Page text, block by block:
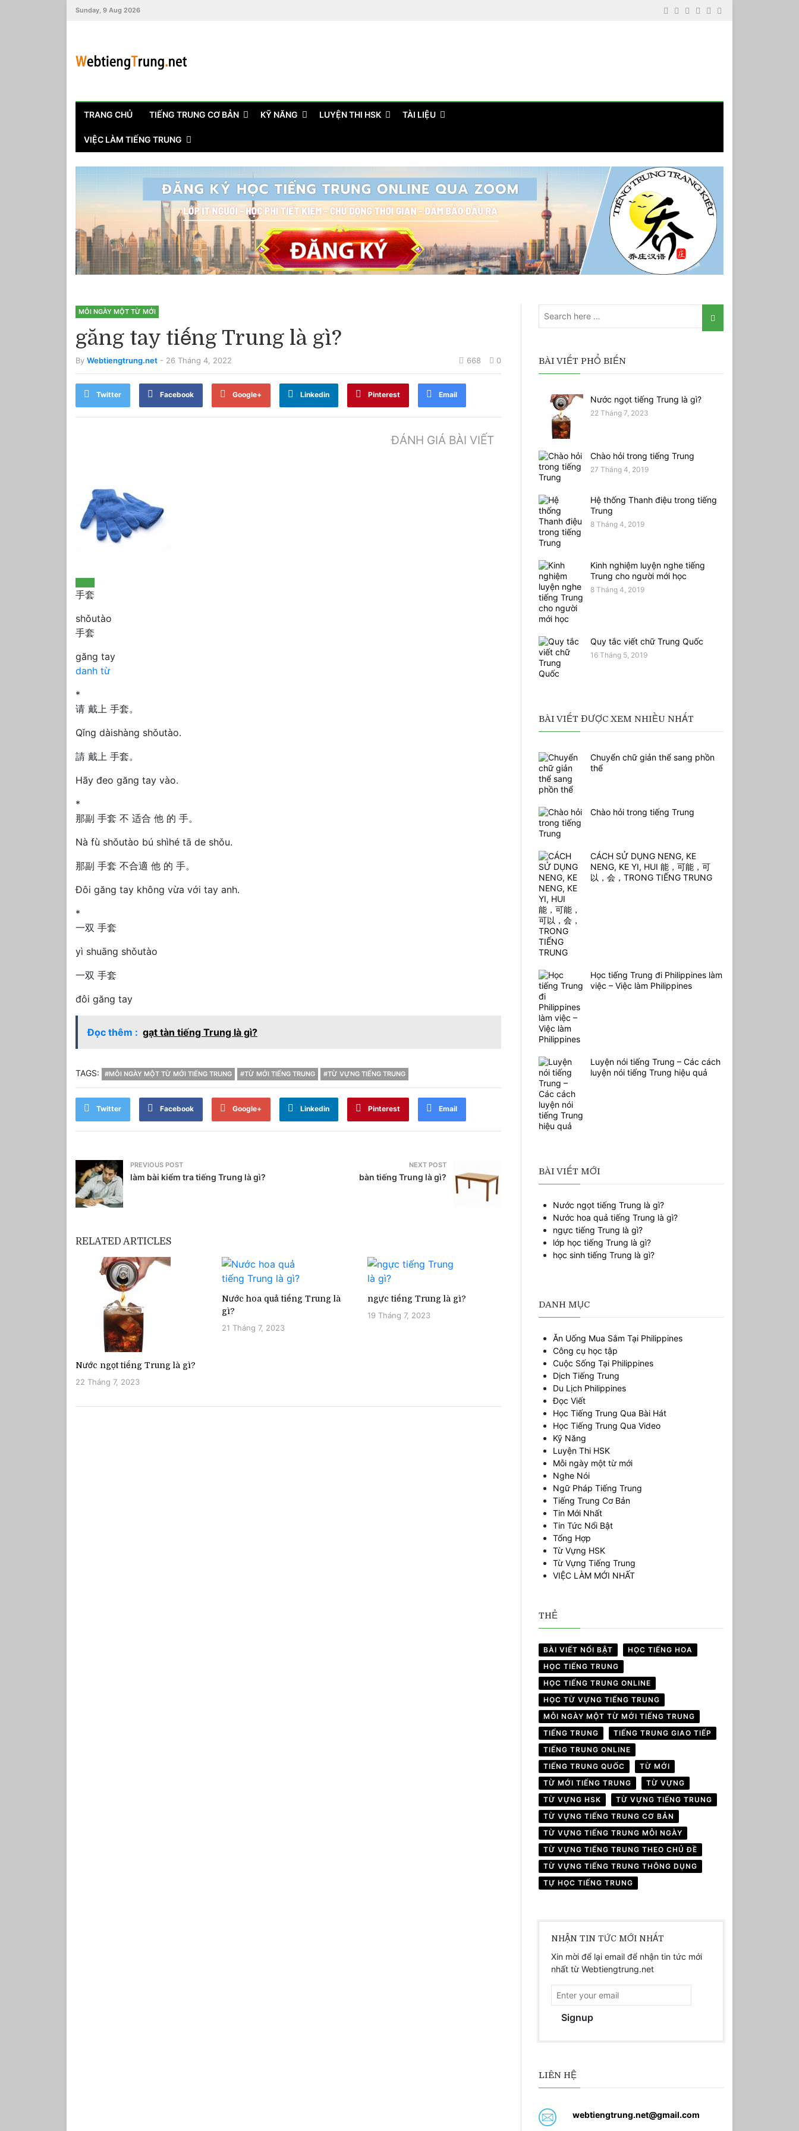
Sunday, 9 Aug 2026
TRANG CHỦ TIẾNG TRUNG CƠ BẢN KỸ NĂNG LUYỆN THI HSK TÀI LIỆU
VIỆC LÀM TIẾNG TRUNG
MỖI NGÀY MỘT TỪ MỚI
găng tay tiếng Trung là gì?
By Webtiengtrung.net - 26 Tháng 4, 2022 668 0
Twitter Facebook Google+ Linkedin Pinterest Email
ĐÁNH GIÁ BÀI VIẾT
手套
shǒutào
手套
găng tay
danh từ
*
请 戴上 手套。
Qǐng dàishàng shǒutào.
請 戴上 手套。
Hãy đeo găng tay vào.
*
那副 手套 不 适合 他 的 手。
Nà fù shǒutào bú shìhé tā de shǒu.
那副 手套 不合適 他 的 手。
Đôi găng tay không vừa với tay anh.
*
一双 手套
yì shuāng shǒutào
一双 手套
đôi găng tay
Đọc thêm : gạt tàn tiếng Trung là gì?
TAGS: #MỖI NGÀY MỘT TỪ MỚI TIẾNG TRUNG #TỪ MỚI TIẾNG TRUNG #TỪ VỰNG TIẾNG TRUNG
Twitter Facebook Google+ Linkedin Pinterest Email
PREVIOUS POST
làm bài kiểm tra tiếng Trung là gì?
NEXT POST
bàn tiếng Trung là gì?
RELATED ARTICLES
Nước ngọt tiếng Trung là gì?
22 Tháng 7, 2023
Nước hoa quả tiếng Trung là
gì?
21 Tháng 7, 2023
ngực tiếng Trung là gì?
19 Tháng 7, 2023
BÀI VIẾT PHỔ BIẾN
Nước ngọt tiếng Trung là gì?
22 Tháng 7, 2023
Chào hỏi trong tiếng Trung
27 Tháng 4, 2019
Hệ thống Thanh điệu trong tiếng
Trung
8 Tháng 4, 2019
Kinh nghiệm luyện nghe tiếng
Trung cho người mới học
8 Tháng 4, 2019
Quy tắc viết chữ Trung Quốc
16 Tháng 5, 2019
BÀI VIẾT ĐƯỢC XEM NHIỀU NHẤT
Chuyển chữ giản thể sang phồn
thể
Chào hỏi trong tiếng Trung
CÁCH SỬ DỤNG NENG, KE
NENG, KE YI, HUI 能，可能，可
以，会，TRONG TIẾNG TRUNG
Học tiếng Trung đi Philippines làm
việc – Việc làm Philippines
Luyện nói tiếng Trung – Các cách
luyện nói tiếng Trung hiệu quả
BÀI VIẾT MỚI
Nước ngọt tiếng Trung là gì?
Nước hoa quả tiếng Trung là gì?
ngực tiếng Trung là gì?
lớp học tiếng Trung là gì?
học sinh tiếng Trung là gì?
DANH MỤC
Ăn Uống Mua Sắm Tại Philippines
Công cụ học tập
Cuộc Sống Tại Philippines
Dịch Tiếng Trung
Du Lịch Philippines
Đọc Viết
Học Tiếng Trung Qua Bài Hát
Học Tiếng Trung Qua Video
Kỹ Năng
Luyện Thi HSK
Mỗi ngày một từ mới
Nghe Nói
Ngữ Pháp Tiếng Trung
Tiếng Trung Cơ Bản
Tin Mới Nhất
Tin Tức Nổi Bật
Tổng Hợp
Từ Vựng HSK
Từ Vựng Tiếng Trung
VIỆC LÀM MỚI NHẤT
THẺ
BÀI VIẾT NỔI BẬT
HỌC TIẾNG HOA
HỌC TIẾNG TRUNG
HỌC TIẾNG TRUNG ONLINE
HỌC TỪ VỰNG TIẾNG TRUNG
MỖI NGÀY MỘT TỪ MỚI TIẾNG TRUNG
TIẾNG TRUNG
TIẾNG TRUNG GIAO TIẾP
TIẾNG TRUNG ONLINE
TIẾNG TRUNG QUỐC
TỪ MỚI
TỪ MỚI TIẾNG TRUNG
TỪ VỰNG
TỪ VỰNG HSK
TỪ VỰNG TIẾNG TRUNG
TỪ VỰNG TIẾNG TRUNG CƠ BẢN
TỪ VỰNG TIẾNG TRUNG MỖI NGÀY
TỪ VỰNG TIẾNG TRUNG THEO CHỦ ĐỀ
TỪ VỰNG TIẾNG TRUNG THÔNG DỤNG
TỰ HỌC TIẾNG TRUNG
NHẬN TIN TỨC MỚI NHẤT
Xin mời để lại email để nhận tin tức mới
nhất từ Webtiengtrung.net
Signup
LIÊN HỆ
webtiengtrung.net@gmail.com